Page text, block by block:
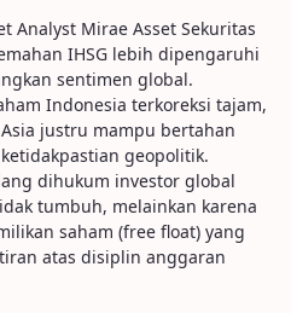
Analyst Mirae Asset Sekuritas
IHSG lebih dipengaruhi
sentimen global.
Indonesia terkoreksi tajam,
justru mampu bertahan
geopolitik.
dihukum investor global
tumbuh, melainkan karena
saham (free float) yang
atas disiplin anggaran